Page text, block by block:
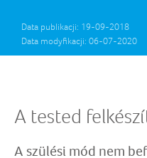
Data publikacji: 19-09-2018
Data modyfikacji: 06-07-2020
A tested
A szülési mód nem